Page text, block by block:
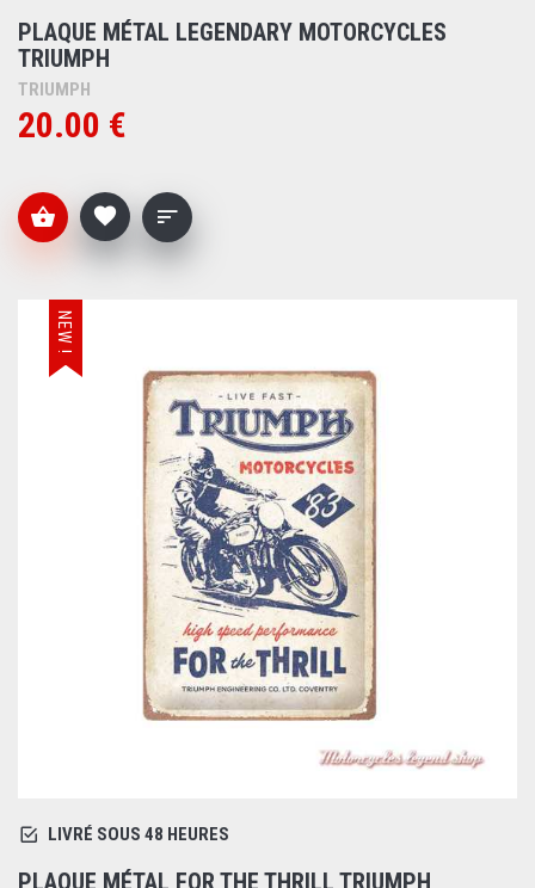
PLAQUE MÉTAL LEGENDARY MOTORCYCLES
TRIUMPH
TRIUMPH
20.00 €
NEW !
LIVRÉ SOUS 48 HEURES
PLAQUE MÉTAL FOR THE THRILL TRIUMPH